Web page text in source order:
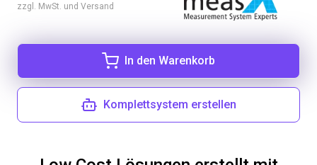
zzgl. MwSt. und Versand
In den Warenkorb
Komplettsystem erstellen